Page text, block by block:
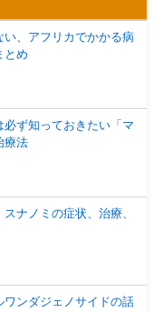
い、アフリカでかかる病
とめ
必ず知っておきたい「マ
療法
ナノミの症状、治療、
ワンダジェノサイドの話